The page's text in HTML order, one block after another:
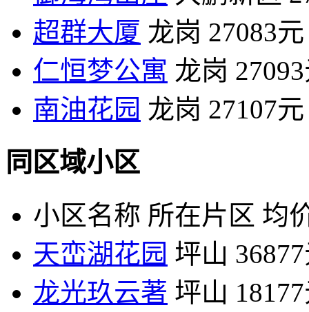
超群大厦 龙岗 27083元
仁恒梦公寓 龙岗
南油花园 龙岗 27107元
同区域小区
小区名称 所在片区 均
天峦湖花园 坪山
龙光玖云著 坪山